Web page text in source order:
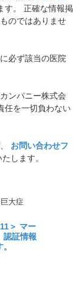
す。 正確な情報掲
のではありませ
必ず該当の医院
ンパニー株式会
任を一切負わない
お問い合わせフ
します。
大症